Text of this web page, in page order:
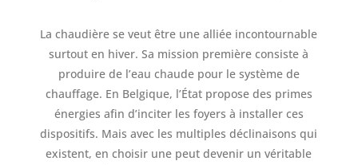
La chaudière se veut être une alliée incontournable
surtout en hiver. Sa mission première consiste à
produire de l’eau chaude pour le système de
chauffage. En Belgique, l’État propose des primes
énergies afin d’inciter les foyers à installer ces
dispositifs. Mais avec les multiples déclinaisons qui
existent, en choisir une peut devenir un véritable